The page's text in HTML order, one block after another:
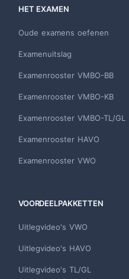
HET EXAMEN
Oude examens oefenen
Examenuitslag
Examenrooster VMBO-BB
Examenrooster VMBO-KB
Examenrooster VMBO-TL/GL
Examenrooster HAVO
Examenrooster VWO
VOORDEELPAKKETTEN
Uitlegvideo's VWO
Uitlegvideo's HAVO
Uitlegvideo's TL/GL